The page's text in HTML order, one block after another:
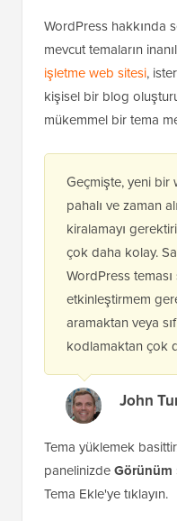
WordPress hakkında
mevcut temaların
işletme web sitesi,
kişisel bir blog
mükemmel bir tema
Geçmişte, yeni bir
pahalı ve zaman
kiralamayı
çok daha kolay.
WordPress
etkinleştirmem
aramaktan veya
kodlamaktan çok
John
Tema yüklemek
panelinizdeGörünüm
Tema Ekle'ye tıklayın.